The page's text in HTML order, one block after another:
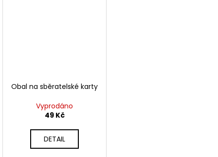
Obal na sběratelské karty
Vyprodáno
49 Kč
DETAIL